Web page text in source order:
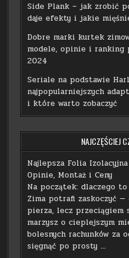
Side Plank – jak zrobić
daje efekty i jakie
Dobre marki kurtek
modele, opinie i ranking
2024
Seriale na podstawie
najpopularniejszych
i które warto zobaczyć
NAJCZĘŚCIEJ
Najlepsza Folia
Opinie, Montaż i Ceny
Na początek: dlaczego to
Zima potrafi zaskoczyć —
pierza, lecz przeciągiem
marzysz o cieplejszym
bolesnych rachunków za
sięgnąć po prosty …